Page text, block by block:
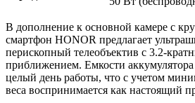
В дополнение к основной камере с
смартфон HONOR предлагает
перископный телеобъектив с 3.2-
приближением. Емкости
целый день работы, что с учетом
веса воспринимается как настоящий